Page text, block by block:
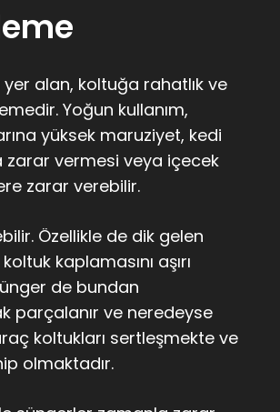
yer alan, koltuğa rahatlık ve
Yoğun kullanım,
yüksek maruziyet, kedi
zarar vermesi veya içecek
zarar verebilir.
Özellikle de dik gelen
kaplamasını aşırı
de bundan
parçalanır ve neredeyse
koltukları sertleşmekte ve
olmaktadır.